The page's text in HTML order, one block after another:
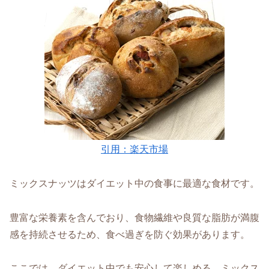
引用：楽天市場
ミックスナッツはダイエット中の食事に最適な食材です。
豊富な栄養素を含んでおり、食物繊維や良質な脂肪が満腹
感を持続させるため、食べ過ぎを防ぐ効果があります。